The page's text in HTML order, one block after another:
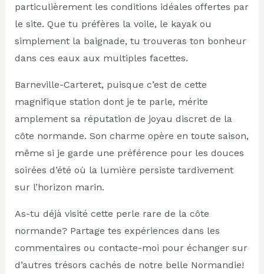
particulièrement les conditions idéales offertes par
le site. Que tu préfères la voile, le kayak ou
simplement la baignade, tu trouveras ton bonheur
dans ces eaux aux multiples facettes.
Barneville-Carteret, puisque c’est de cette
magnifique station dont je te parle, mérite
amplement sa réputation de joyau discret de la
côte normande. Son charme opère en toute saison,
même si je garde une préférence pour les douces
soirées d’été où la lumière persiste tardivement
sur l’horizon marin.
As-tu déjà visité cette perle rare de la côte
normande? Partage tes expériences dans les
commentaires ou contacte-moi pour échanger sur
d’autres trésors cachés de notre belle Normandie!